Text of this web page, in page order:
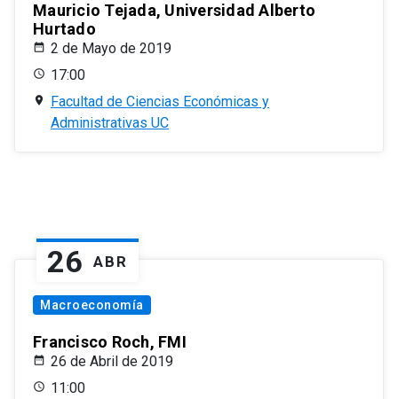
Mauricio Tejada, Universidad Alberto
Hurtado
2 de Mayo de 2019
17:00
Facultad de Ciencias Económicas y
Administrativas UC
26 ABR
Macroeconomía
Francisco Roch, FMI
26 de Abril de 2019
11:00